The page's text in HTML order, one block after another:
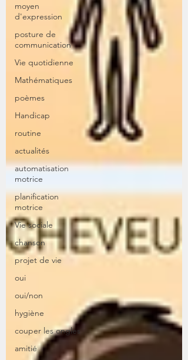
moyen
d'expression
posture de
communication
Vie quotidienne
Mathématiques
poèmes
Handicap
routine
actualités
automatisation
motrice
planification
motrice
Vie sociale
chanson
projet de vie
oui
oui/non
hygiène
couper les ongles
amitié